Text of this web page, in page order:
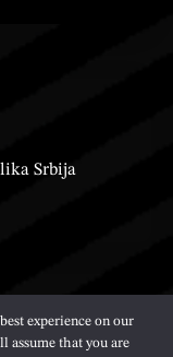
Srbija
experience on our
assume that you are